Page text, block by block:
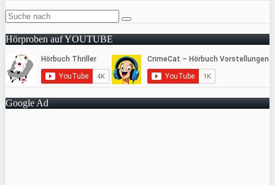
Hörproben auf YOUTUBE
Google Ad